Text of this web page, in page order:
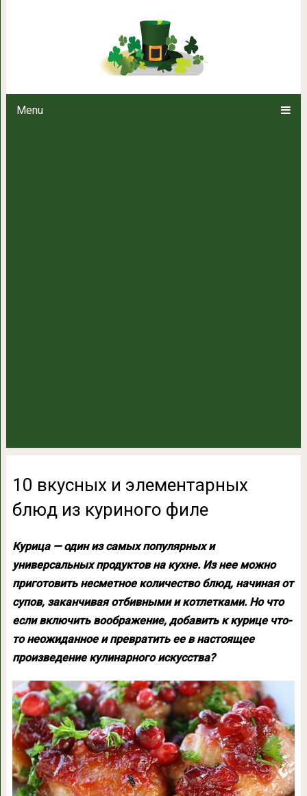
Menu
10 вкусных и
10 вкусных и элементарных
блюд из куриного филе
Курица — один из самых популярных и
универсальных продуктов на кухне. Из нее можно
приготовить несметное количество блюд, начиная от
супов, заканчивая отбивными и котлетками. Но что
если включить воображение, добавить к курице что-
то неожиданное и превратить ее в настоящее
произведение кулинарного искусства?